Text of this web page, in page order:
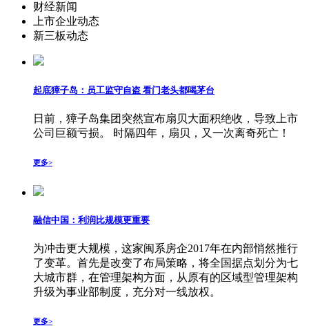
财经新闻
上市企业动态
新三板动态
起底獐子岛：员工监守自盗 看门老头都喝茅台
日前，獐子岛集团突然宣布扇贝大面积绝收，导致上市
公司巨额亏损。 时隔四年，扇贝，又一次离奇死亡！
更多>
融信中国：利润比规模更重要
为冲击更大规模，这家闽系房企2017年在内部悄然推行
了变革。首先是改变了布局策略，将全国据点划分为七
大城市群，在管理架构方面，从原有的区域型管理架构
升级为事业部制度，充分对一线放权。
更多>